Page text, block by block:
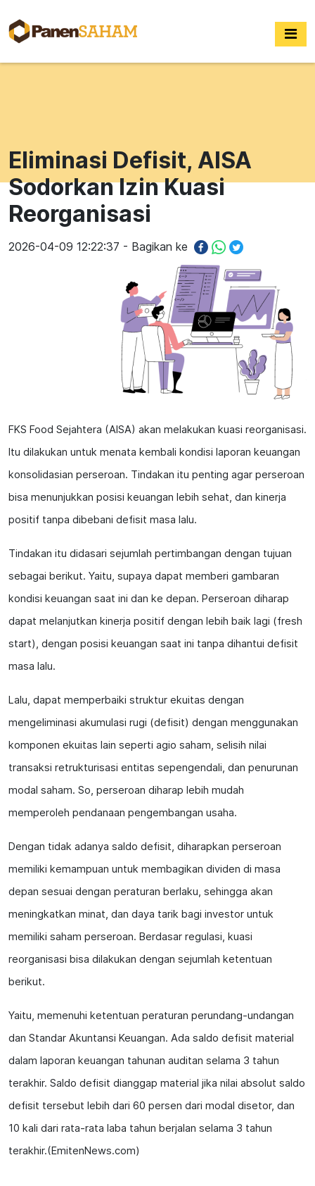
Eliminasi Defisit, AISA
Sodorkan Izin Kuasi
Reorganisasi
2026-04-09 12:22:37 - Bagikan ke
FKS Food Sejahtera (AISA) akan melakukan kuasi reorganisasi.
Itu dilakukan untuk menata kembali kondisi laporan keuangan
konsolidasian perseroan. Tindakan itu penting agar perseroan
bisa menunjukkan posisi keuangan lebih sehat, dan kinerja
positif tanpa dibebani defisit masa lalu.
Tindakan itu didasari sejumlah pertimbangan dengan tujuan
sebagai berikut. Yaitu, supaya dapat memberi gambaran
kondisi keuangan saat ini dan ke depan. Perseroan diharap
dapat melanjutkan kinerja positif dengan lebih baik lagi (fresh
start), dengan posisi keuangan saat ini tanpa dihantui defisit
masa lalu.
Lalu, dapat memperbaiki struktur ekuitas dengan
mengeliminasi akumulasi rugi (defisit) dengan menggunakan
komponen ekuitas lain seperti agio saham, selisih nilai
transaksi retrukturisasi entitas sepengendali, dan penurunan
modal saham. So, perseroan diharap lebih mudah
memperoleh pendanaan pengembangan usaha.
Dengan tidak adanya saldo defisit, diharapkan perseroan
memiliki kemampuan untuk membagikan dividen di masa
depan sesuai dengan peraturan berlaku, sehingga akan
meningkatkan minat, dan daya tarik bagi investor untuk
memiliki saham perseroan. Berdasar regulasi, kuasi
reorganisasi bisa dilakukan dengan sejumlah ketentuan
berikut.
Yaitu, memenuhi ketentuan peraturan perundang-undangan
dan Standar Akuntansi Keuangan. Ada saldo defisit material
dalam laporan keuangan tahunan auditan selama 3 tahun
terakhir. Saldo defisit dianggap material jika nilai absolut saldo
defisit tersebut lebih dari 60 persen dari modal disetor, dan
10 kali dari rata-rata laba tahun berjalan selama 3 tahun
terakhir.(EmitenNews.com)